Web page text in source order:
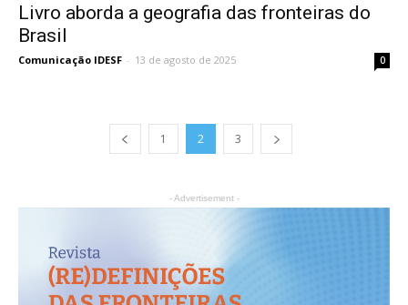
Livro aborda a geografia das fronteiras do
Brasil
Comunicação IDESF - 13 de agosto de 2025 0
1 2 3
- Advertisement -